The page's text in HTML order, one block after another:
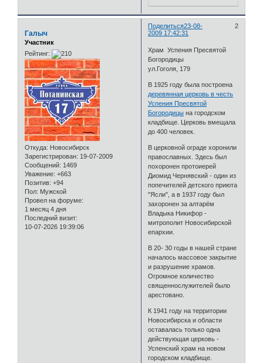
Поделиться 2
23-08-
2009 17:42:31
Галыч
Участник
Рейтинг:
Откуда: Новосибирск
Зарегистрирован: 19-07-2009
Сообщений: 1469
Уважение: +663
Позитив: +94
Пол: Мужской
Провел на форуме:
1 месяц 4 дня
Последний визит:
10-07-2026 19:39:06
Храм Успения Пресвятой
Богородицы
ул.Гоголя, 179
В 1925 году была построена
деревянная церковь в честь
Успения Пресвятой
Богородицы на городском
кладбище. Церковь вмещала
до 400 человек.
В церковной ограде хоронили
православных. Здесь был
похоронен протоиерей
Диомид Чернявский - один из
попечителей детского приюта
"Ясли", а в 1937 году был
захоронен за алтарём
Владыка Никифор -
митрополит Новосибирской
епархии.
В 20- 30 годы в нашей стране
началось массовое закрытие
и разрушение храмов.
Огромное количество
священнослужителей было
арестовано.
К 1941 году на территории
Новосибирска и области
оставалась только одна
действующая церковь -
Успенский храм на новом
городском кладбище.